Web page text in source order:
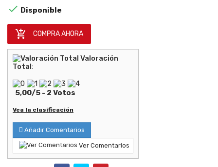
 Disponible
 COMPRA AHORA
Valoración
Total :
5,00/5 - 2 Votos
Vea la clasificación
Añadir Comentarios
Ver Comentarios